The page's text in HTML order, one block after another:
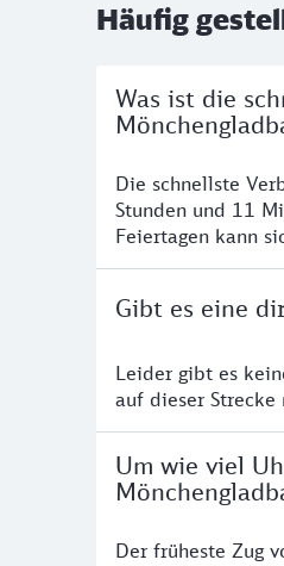
Häufig
Was ist die
Die schnellste
Stunden und 11
Feiertagen kann
Gibt es eine
Leider gibt es
auf dieser Strecke
Um wie viel
Der früheste Zug